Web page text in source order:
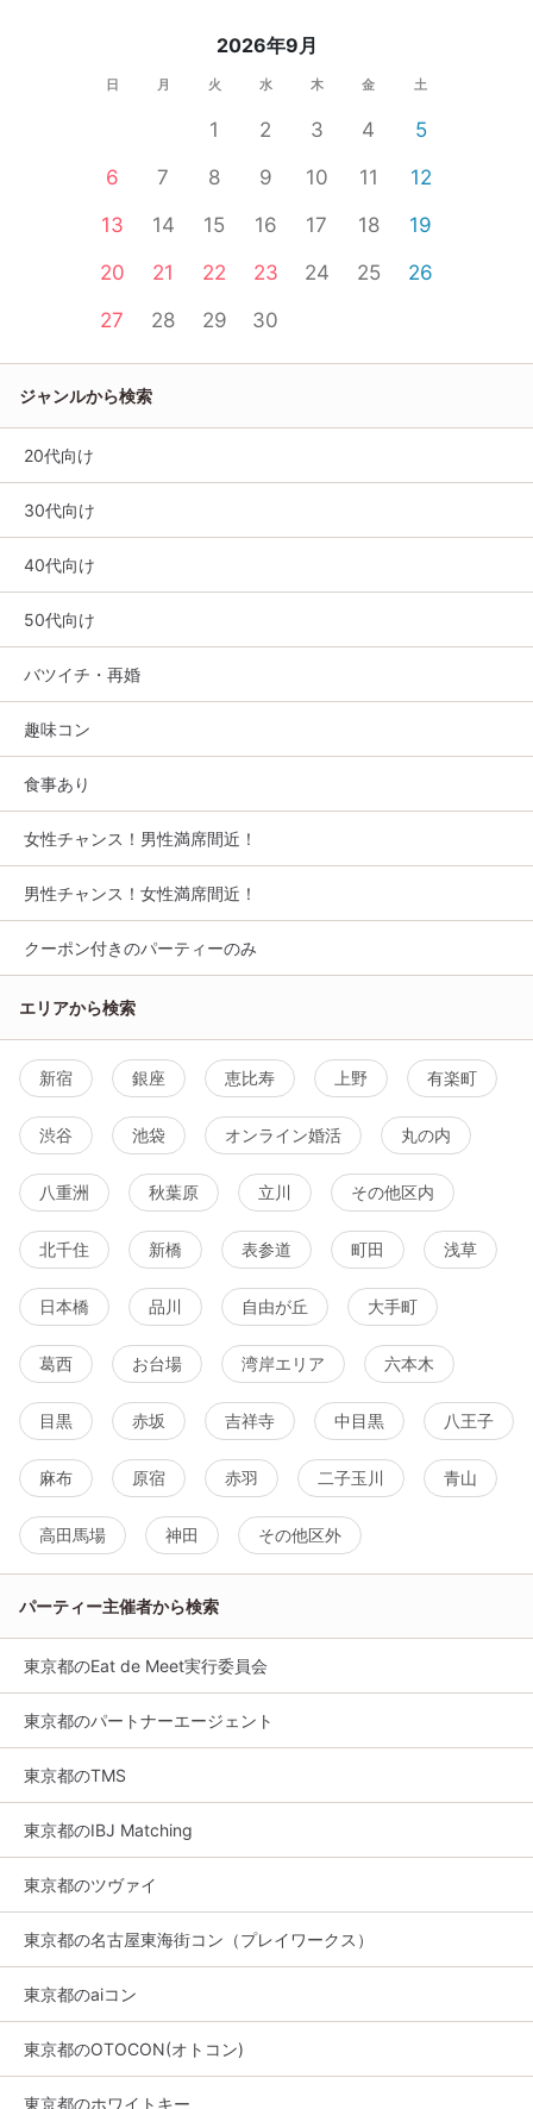
2026年9月
日 月 火 水 木 金 土
1 2 3 4
5
6
7 8 9 10 11
12
13
14 15 16 17 18
19
20
21 22 23 24 25
26
27
28 29 30
ジャンルから検索
20代向け
30代向け
40代向け
50代向け
バツイチ・再婚
趣味コン
食事あり
女性チャンス！男性満席間近！
男性チャンス！女性満席間近！
クーポン付きのパーティーのみ
エリアから検索
新宿 銀座 恵比寿 上野 有楽町
渋谷 池袋 オンライン婚活 丸の内
八重洲 秋葉原 立川 その他区内
北千住 新橋 表参道 町田 浅草
日本橋 品川 自由が丘 大手町
葛西 お台場 湾岸エリア 六本木
目黒 赤坂 吉祥寺 中目黒 八王子
麻布 原宿 赤羽 二子玉川 青山
高田馬場 神田 その他区外
パーティー主催者から検索
東京都のEat de Meet実行委員会
東京都のパートナーエージェント
東京都のTMS
東京都のIBJ Matching
東京都のツヴァイ
東京都の名古屋東海街コン（プレイワークス）
東京都のaiコン
東京都のOTOCON(オトコン)
東京都のホワイトキー